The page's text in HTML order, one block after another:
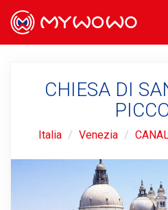
CHIESA DI
Italia Venezia